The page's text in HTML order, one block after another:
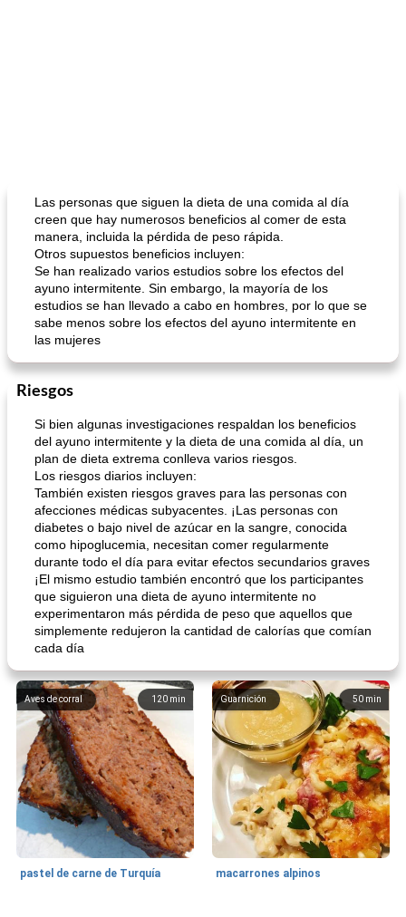
Las personas que siguen la dieta de una comida al día
creen que hay numerosos beneficios al comer de esta
manera, incluida la pérdida de peso rápida.
Otros supuestos beneficios incluyen:
Se han realizado varios estudios sobre los efectos del
ayuno intermitente. Sin embargo, la mayoría de los
estudios se han llevado a cabo en hombres, por lo que se
sabe menos sobre los efectos del ayuno intermitente en
las mujeres
Riesgos
Si bien algunas investigaciones respaldan los beneficios
del ayuno intermitente y la dieta de una comida al día, un
plan de dieta extrema conlleva varios riesgos.
Los riesgos diarios incluyen:
También existen riesgos graves para las personas con
afecciones médicas subyacentes. ¡Las personas con
diabetes o bajo nivel de azúcar en la sangre, conocida
como hipoglucemia, necesitan comer regularmente
durante todo el día para evitar efectos secundarios graves
¡El mismo estudio también encontró que los participantes
que siguieron una dieta de ayuno intermitente no
experimentaron más pérdida de peso que aquellos que
simplemente redujeron la cantidad de calorías que comían
cada día
120 min
Aves de corral
pastel de carne de Turquía
50 min
Guarnición
macarrones alpinos